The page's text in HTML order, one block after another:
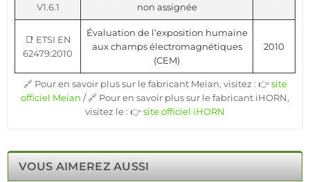
V1.6.1
non assignée
📑 ETSI EN
62479:2010
Évaluation de l’exposition humaine
aux champs électromagnétiques
(CEM)
2010
🔗 Pour en savoir plus sur le fabricant Meian, visitez : 👉site
officiel Meian / 🔗 Pour en savoir plus sur le fabricant iHORN,
visitez le : 👉site officiel iHORN
VOUS AIMEREZ AUSSI